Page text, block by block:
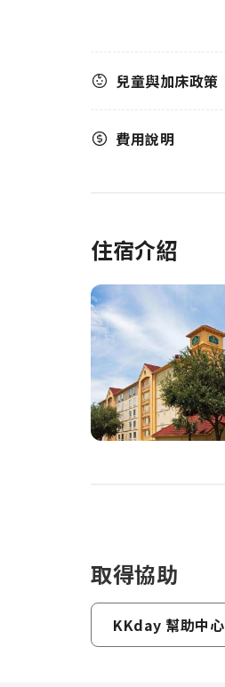
兒童與加床政策
費用說明
住宿介紹
取得協助
KKday 幫助中心